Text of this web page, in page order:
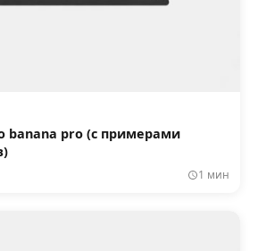
banana pro (с примерами
1 мин